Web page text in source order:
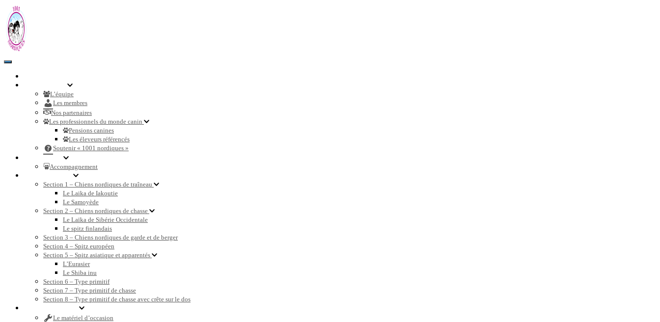
Toggle
L’équipe
Les membres
Nos partenaires
Les professionnels du monde canin
Pensions canines
Les éleveurs référencés
Soutenir « 1001 nordiques »
Accompagnement
Section 1 – Chiens nordiques de traîneau
Le Laika de Iakoutie
Le Samoyède
Section 2 – Chiens nordiques de chasse
Le Laïka de Sibérie Occidentale
Le spitz finlandais
Section 3 – Chiens nordiques de garde et de berger
Section 4 – Spitz européen
Section 5 – Spitz asiatique et apparentés
L’Eurasier
Le Shiba inu
Section 6 – Type primitif
Section 7 – Type primitif de chasse
Section 8 – Type primitif de chasse avec crête sur le dos
Le matériel d’occasion